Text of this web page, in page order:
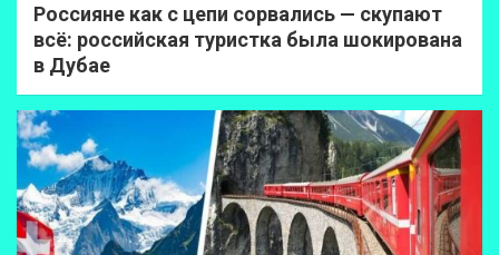
Россияне как с цепи сорвались — скупают
всё: российская туристка была шокирована
в Дубае